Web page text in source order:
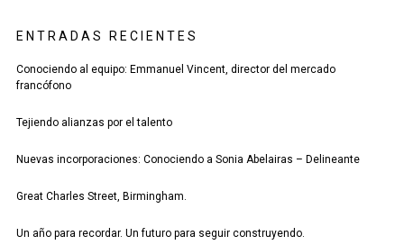
ENTRADAS RECIENTES
Conociendo al equipo: Emmanuel Vincent, director del mercado
francófono
Tejiendo alianzas por el talento
Nuevas incorporaciones: Conociendo a Sonia Abelairas – Delineante
Great Charles Street, Birmingham.
Un año para recordar. Un futuro para seguir construyendo.